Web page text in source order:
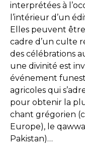
interprétées à
l’intérieur d’un
Elles peuvent
cadre d’un culte
des célébrations
une divinité est
événement
agricoles qui
pour obtenir la
chant grégorien
Europe), le
Pakistan)…